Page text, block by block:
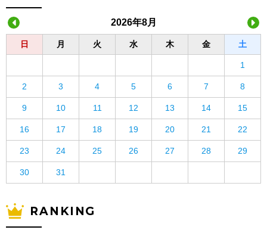
2026年8月
日 月 火 水 木 金 土
1
2 3 4 5 6 7 8
9 10 11 12 13 14 15
16 17 18 19 20 21 22
23 24 25 26 27 28 29
30 31
RANKING